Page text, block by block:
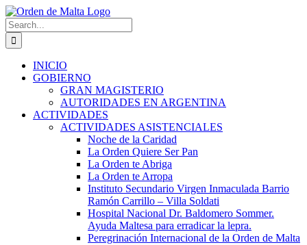
Skip
to
content
Search
for:
INICIO
GOBIERNO
GRAN MAGISTERIO
AUTORIDADES EN ARGENTINA
ACTIVIDADES
ACTIVIDADES ASISTENCIALES
Noche de la Caridad
La Orden Quiere Ser Pan
La Orden te Abriga
La Orden te Arropa
Instituto Secundario Virgen Inmaculada Barrio
Ramón Carrillo – Villa Soldati
Hospital Nacional Dr. Baldomero Sommer.
Ayuda Maltesa para erradicar la lepra.
Peregrinación Internacional de la Orden de Malta